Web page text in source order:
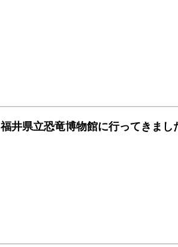
福井県立恐竜博物館に行ってきまし